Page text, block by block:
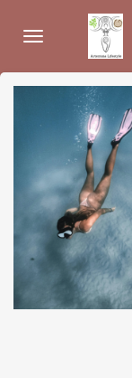
direct
de
hoofdinhoud